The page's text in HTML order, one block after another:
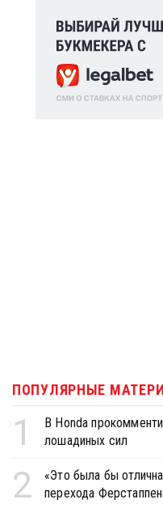
ПОПУЛЯРНЫЕ
1
В Honda
лошадиных сил
2
«Это была бы
перехода